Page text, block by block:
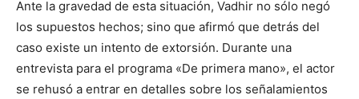
Ante la gravedad de esta situación, Vadhir no sólo negó
los supuestos hechos; sino que afirmó que detrás del
caso existe un intento de extorsión. Durante una
entrevista para el programa «De primera mano», el actor
se rehusó a entrar en detalles sobre los señalamientos